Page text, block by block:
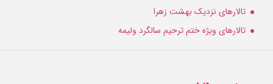
تالارهای نزدیک بهشت زهرا
تالارهای ویژه ختم ترحیم سالگرد ولیمه